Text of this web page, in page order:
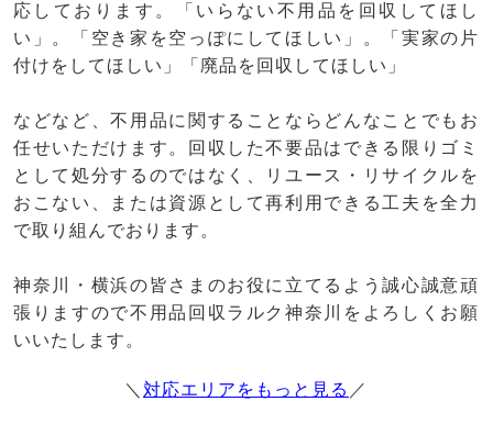
応しております。「いらない不用品を回収してほし
い」。「空き家を空っぽにしてほしい」。「実家の片
付けをしてほしい」「廃品を回収してほしい」
などなど、不用品に関することならどんなことでもお
任せいただけます。回収した不要品はできる限りゴミ
として処分するのではなく、リユース・リサイクルを
おこない、または資源として再利用できる工夫を全力
で取り組んでおります。
神奈川・横浜の皆さまのお役に立てるよう誠心誠意頑
張りますので不用品回収ラルク神奈川をよろしくお願
いいたします。
＼ 対応エリアをもっと見る ／